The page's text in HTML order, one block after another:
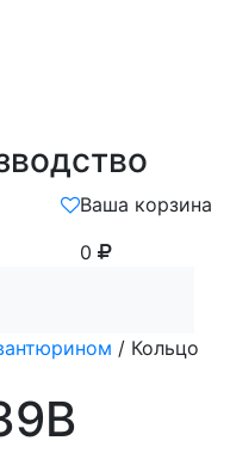
Ваша корзина
0
/ Кольцо